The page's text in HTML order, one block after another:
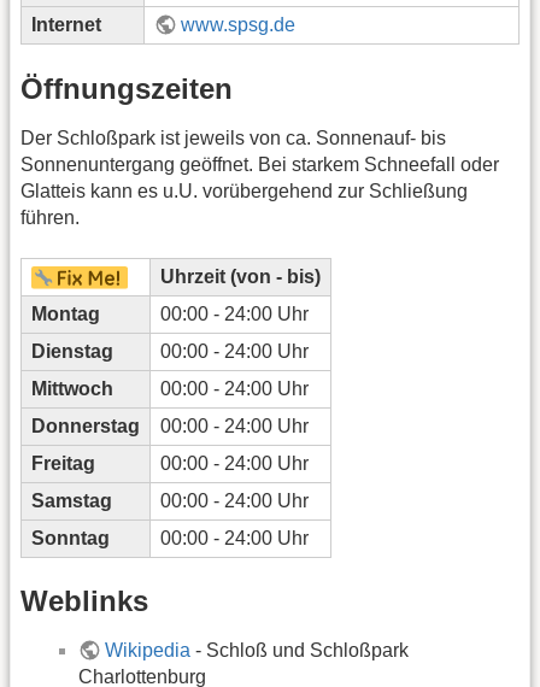
Internet
www.spsg.de
Öffnungszeiten
Der Schloßpark ist jeweils von ca. Sonnenauf- bis
Sonnenuntergang geöffnet. Bei starkem Schneefall oder
Glatteis kann es u.U. vorübergehend zur Schließung
führen.
Uhrzeit (von - bis)
Montag
00:00 - 24:00 Uhr
Dienstag
00:00 - 24:00 Uhr
Mittwoch
00:00 - 24:00 Uhr
Donnerstag
00:00 - 24:00 Uhr
Freitag
00:00 - 24:00 Uhr
Samstag
00:00 - 24:00 Uhr
Sonntag
00:00 - 24:00 Uhr
Weblinks
Wikipedia - Schloß und Schloßpark
Charlottenburg